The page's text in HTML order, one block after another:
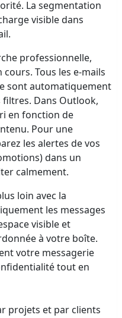
La segmentation
visible dans
professionnelle,
Tous les e-mails
sont automatiquement
Dans Outlook,
en fonction de
Pour une
les alertes de vos
dans un
calmement.
loin avec la
les messages
visible et
à votre boîte.
votre messagerie
tout en
projets et par clients